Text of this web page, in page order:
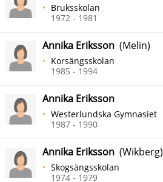
Bruksskolan
1972 - 1981
Annika Eriksson (Melin)
Korsängsskolan
1985 - 1994
Annika Eriksson
Westerlundska Gymnasiet
1987 - 1990
Annika Eriksson (Wikberg)
Skogsängsskolan
1974 - 1979